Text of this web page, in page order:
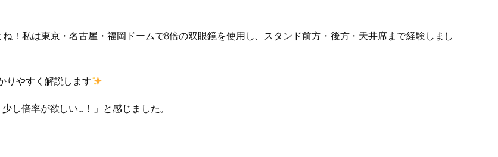
！私は東京・名古屋・福岡ドームで8倍の双眼鏡を使用し、スタンド前方・後方・天井席まで経験しまし
りやすく解説します
し倍率が欲しい…！」と感じました。